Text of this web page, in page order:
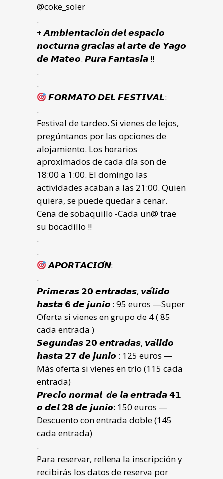
@coke_soler
.
+ 𝘼𝙢𝙗𝙞𝙚𝙣𝙩𝙖𝙘𝙞𝙤́𝙣 𝙙𝙚𝙡 𝙚𝙨𝙥𝙖𝙘𝙞𝙤
𝙣𝙤𝙘𝙩𝙪𝙧𝙣𝙖 𝙜𝙧𝙖𝙘𝙞𝙖𝙨 𝙖𝙡 𝙖𝙧𝙩𝙚 𝙙𝙚 𝙔𝙖𝙜𝙤
𝙙𝙚 𝙈𝙖𝙩𝙚𝙤. 𝙋𝙪𝙧𝙖 𝙁𝙖𝙣𝙩𝙖𝙨𝙞́𝙖 !!
.
.
𝙁𝙊𝙍𝙈𝘼𝙏𝙊 𝘿𝙀𝙇 𝙁𝙀𝙎𝙏𝙄𝙑𝘼𝙇:
.
Festival de tardeo. Si vienes de lejos,
pregúntanos por las opciones de
alojamiento. Los horarios
aproximados de cada día son de
18:00 a 1:00. El domingo las
actividades acaban a las 21:00. Quien
quiera, se puede quedar a cenar.
Cena de sobaquillo -Cada un@ trae
su bocadillo !!
.
.
𝘼𝙋𝙊𝙍𝙏𝘼𝘾𝙄𝙊́𝙉:
.
𝙋𝙧𝙞𝙢𝙚𝙧𝙖𝙨 𝟮𝟬 𝙚𝙣𝙩𝙧𝙖𝙙𝙖𝙨, 𝙫𝙖́𝙡𝙞𝙙𝙤
𝙝𝙖𝙨𝙩𝙖 𝟲 𝙙𝙚 𝙟𝙪𝙣𝙞𝙤 : 95 euros —Super
Oferta si vienes en grupo de 4 ( 85
cada entrada )
𝙎𝙚𝙜𝙪𝙣𝙙𝙖𝙨 𝟮𝟬 𝙚𝙣𝙩𝙧𝙖𝙙𝙖𝙨, 𝙫𝙖́𝙡𝙞𝙙𝙤
𝙝𝙖𝙨𝙩𝙖 𝟮𝟳 𝙙𝙚 𝙟𝙪𝙣𝙞𝙤 : 125 euros —
Más oferta si vienes en trío (115 cada
entrada)
𝙋𝙧𝙚𝙘𝙞𝙤 𝙣𝙤𝙧𝙢𝙖𝙡 𝙙𝙚 𝙡𝙖 𝙚𝙣𝙩𝙧𝙖𝙙𝙖 𝟰𝟭
𝙤 𝙙𝙚𝙡 𝟮𝟴 𝙙𝙚 𝙟𝙪𝙣𝙞𝙤: 150 euros —
Descuento con entrada doble (145
cada entrada)
.
Para reservar, rellena la inscripción y
recibirás los datos de reserva por